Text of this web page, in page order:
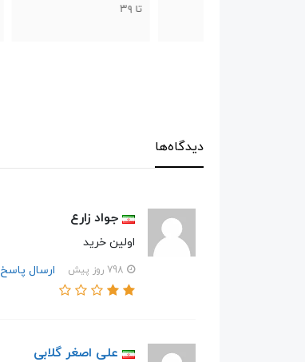
دیدگاه‌ها
جواد زارع
اولین خرید
ارسال پاسخ
علی اصغر گلابی